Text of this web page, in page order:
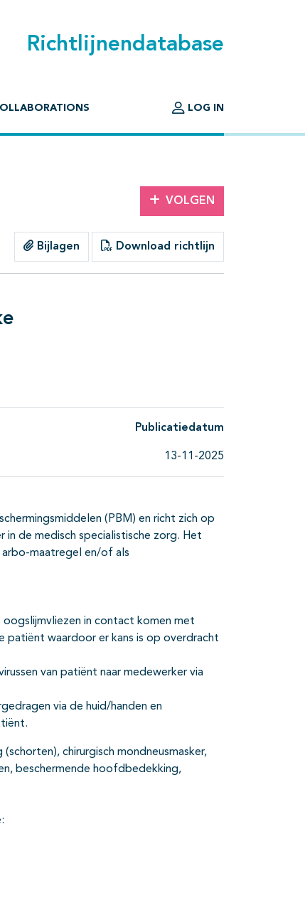
Richtlijnendatabase
LOG IN
VOLGEN
Bijlagen Download richtlijn
Publicatiedatum
13-11-2025
(PBM) en richt zich op
de medisch specialistische zorg. Het
arbo-maatregel en/of als
in contact komen met
patiënt waardoor er kans is op overdracht
van patiënt naar medewerker via
via de huid/handen en
chirurgisch mondneusmasker,
beschermende hoofdbedekking,